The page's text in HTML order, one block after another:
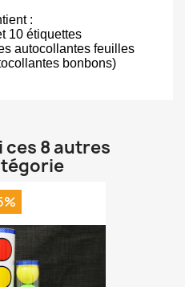
:
10 étiquettes
autocollantes feuilles
bonbons)
ces 8 autres